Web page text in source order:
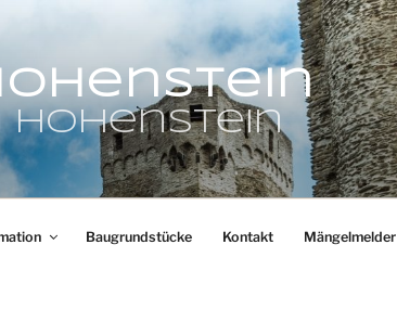
Hohenstein
Baugrundstücke Kontakt Mängelmelder